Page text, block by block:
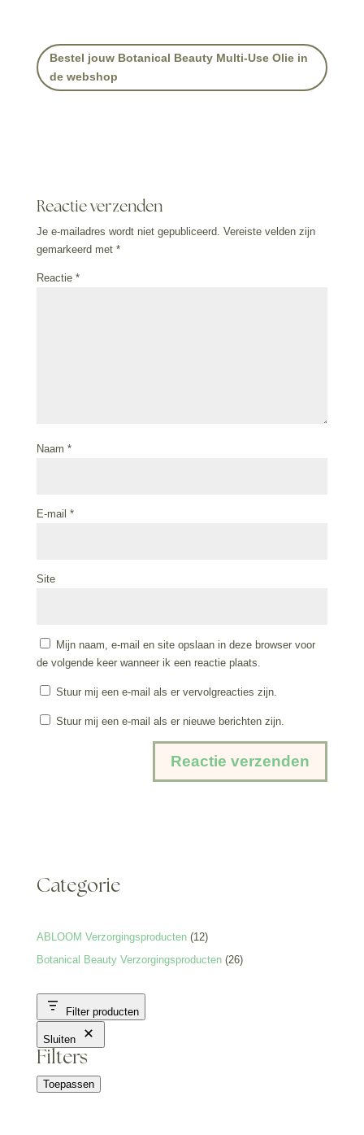
Bestel jouw Botanical Beauty Multi-Use Olie in
de webshop
Reactie verzenden
Je e-mailadres wordt niet gepubliceerd. Vereiste velden zijn
gemarkeerd met *
Reactie *
Naam *
E-mail *
Site
Mijn naam, e-mail en site opslaan in deze browser voor
de volgende keer wanneer ik een reactie plaats.
Stuur mij een e-mail als er vervolgreacties zijn.
Stuur mij een e-mail als er nieuwe berichten zijn.
Categorie
ABLOOM Verzorgingsproducten 1212
producten
Botanical Beauty Verzorgingsproducten 2626
Filter producten
Sluiten
Filters
Toepassen